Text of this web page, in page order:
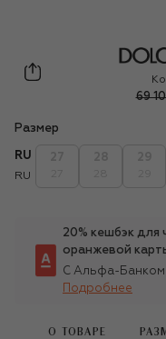
69
Размер
RU
RU
20% кешбэк для
оранжевой
С Альфа-Банком
Подробнее
О ТОВАРЕ